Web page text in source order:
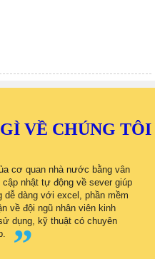
VỀ CHÚNG TÔI
cơ quan nhà nước bằng vân
nhật tự động về sever giúp
dễ dàng với excel, phần mềm
về đội ngũ nhân viên kinh
dụng, kỹ thuật có chuyên